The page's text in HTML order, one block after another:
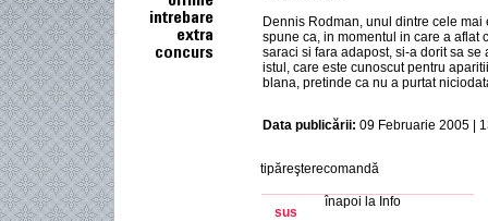
Dennis Rodman, unul dintre cele
spune ca, in momentul in care a aflat
saraci si fara adapost, si-a dorit sa
istul, care este cunoscut pentru
blana, pretinde ca nu a purtat
Data publicării: 09 Februarie 2005 |
tipăreşterecomandă
sus
înapoi la Info